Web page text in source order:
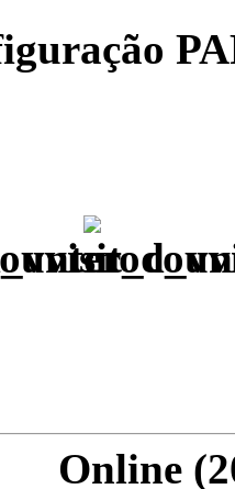
Online